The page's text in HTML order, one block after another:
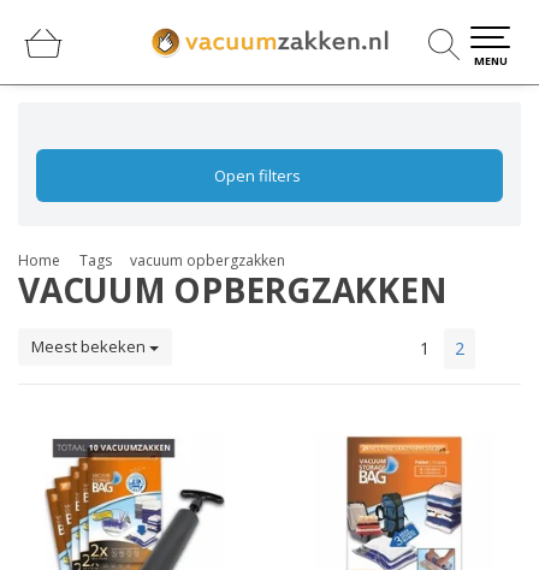
MENU
Open filters
Home Tags vacuum opbergzakken
VACUUM OPBERGZAKKEN
Meest bekeken 1 2